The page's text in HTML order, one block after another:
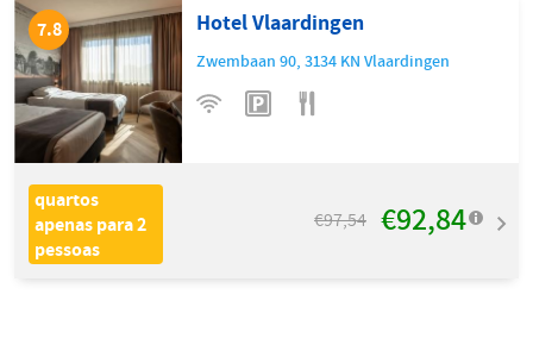
7.8 Hotel Vlaardingen
Zwembaan 90,3134 KN Vlaardingen
quartos
apenas para 2
pessoas
€97,54 €92,84